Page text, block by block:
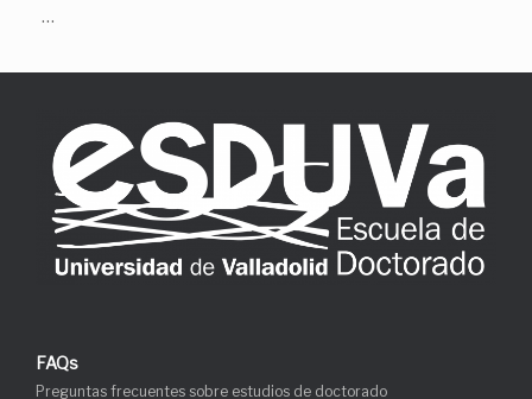
…
FAQs
Preguntas frecuentes sobre estudios de doctorado